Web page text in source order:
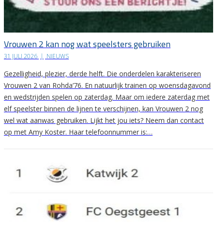
Vrouwen 2 kan nog wat speelsters gebruiken
31 JULI 2026 | NIEUWS
Gezelligheid, plezier, derde helft. Die onderdelen karakteriseren
Vrouwen 2 van Rohda’76. En natuurlijk trainen op woensdagavond
en wedstrijden spelen op zaterdag. Maar om iedere zaterdag met
elf speelster binnen de lijnen te verschijnen, kan Vrouwen 2 nog
wel wat aanwas gebruiken. Lijkt het jou iets? Neem dan contact
op met Amy Koster. Haar telefoonnummer is:…